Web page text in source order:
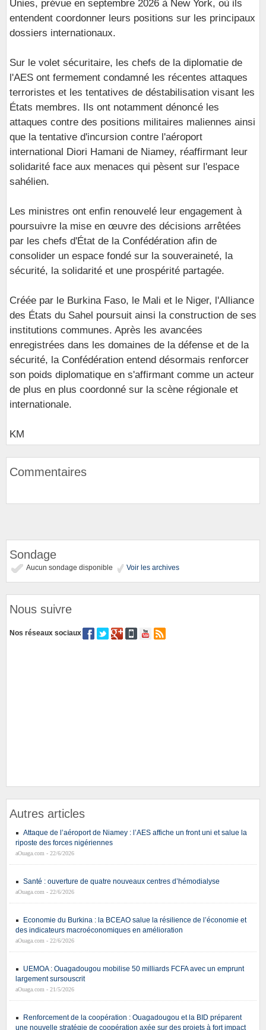
Unies, prévue en septembre 2026 à New York, où ils
entendent coordonner leurs positions sur les principaux
dossiers internationaux.
Sur le volet sécuritaire, les chefs de la diplomatie de
l'AES ont fermement condamné les récentes attaques
terroristes et les tentatives de déstabilisation visant les
États membres. Ils ont notamment dénoncé les
attaques contre des positions militaires maliennes ainsi
que la tentative d'incursion contre l'aéroport
international Diori Hamani de Niamey, réaffirmant leur
solidarité face aux menaces qui pèsent sur l'espace
sahélien.
Les ministres ont enfin renouvelé leur engagement à
poursuivre la mise en œuvre des décisions arrêtées
par les chefs d'État de la Confédération afin de
consolider un espace fondé sur la souveraineté, la
sécurité, la solidarité et une prospérité partagée.
Créée par le Burkina Faso, le Mali et le Niger, l'Alliance
des États du Sahel poursuit ainsi la construction de ses
institutions communes. Après les avancées
enregistrées dans les domaines de la défense et de la
sécurité, la Confédération entend désormais renforcer
son poids diplomatique en s'affirmant comme un acteur
de plus en plus coordonné sur la scène régionale et
internationale.
KM
Commentaires
Sondage
Aucun sondage disponible Voir les archives
Nous suivre
Nos réseaux sociaux
Autres articles
Attaque de l’aéroport de Niamey : l’AES affiche un front uni et salue la
riposte des forces nigériennes
aOuaga.com - 22/6/2026
Santé : ouverture de quatre nouveaux centres d’hémodialyse
aOuaga.com - 22/6/2026
Economie du Burkina : la BCEAO salue la résilience de l’économie et
des indicateurs macroéconomiques en amélioration
aOuaga.com - 22/6/2026
UEMOA : Ouagadougou mobilise 50 milliards FCFA avec un emprunt
largement sursouscrit
aOuaga.com - 21/5/2026
Renforcement de la coopération : Ouagadougou et la BID préparent
une nouvelle stratégie de coopération axée sur des projets à fort impact